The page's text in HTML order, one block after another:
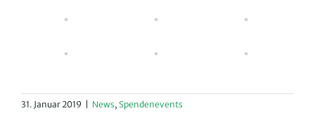
31. Januar 2019 News, Spendenevents